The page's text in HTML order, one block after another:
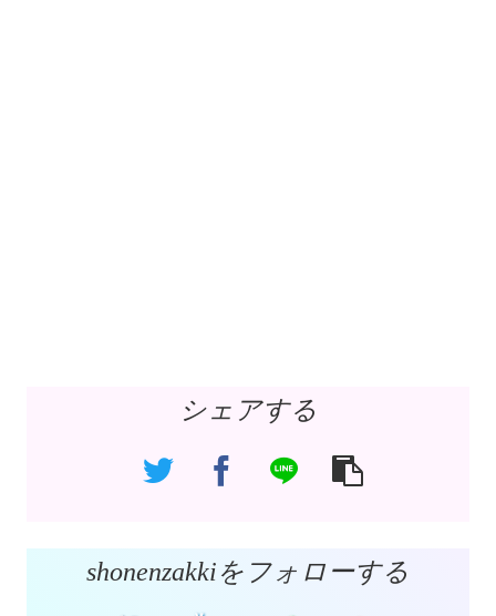
シェアする
shonenzakkiをフォローする